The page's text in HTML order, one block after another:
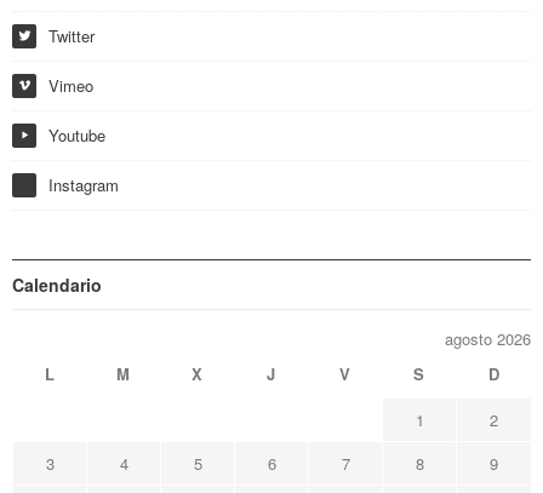
w Twitter
i Vimeo
y Youtube
Instagram
Calendario
agosto 2026
L
M X J V S
D
1
2
3
4 5 6 7 8 9